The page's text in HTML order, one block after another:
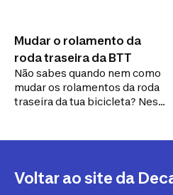
Mudar o rolamento da
roda traseira da BTT
Não sabes quando nem como
mudar os rolamentos da roda
traseira da tua bicicleta? Neste
Voltar ao site da